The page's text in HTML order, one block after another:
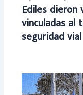
Ediles dieron
vinculadas al
seguridad